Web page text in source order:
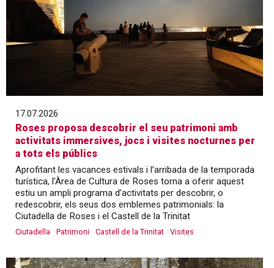
17.07.2026
Roses proposa descobrir el seu patrimoni amb
activitats immersives, jocs i visites nocturnes per
a tots els públics
Aprofitant les vacances estivals i l’arribada de la temporada
turística, l’Àrea de Cultura de Roses torna a oferir aquest
estiu un ampli programa d’activitats per descobrir, o
redescobrir, els seus dos emblemes patrimonials: la
Ciutadella de Roses i el Castell de la Trinitat
Ciutadella Patrimoni Castell de la Trinitat Visites